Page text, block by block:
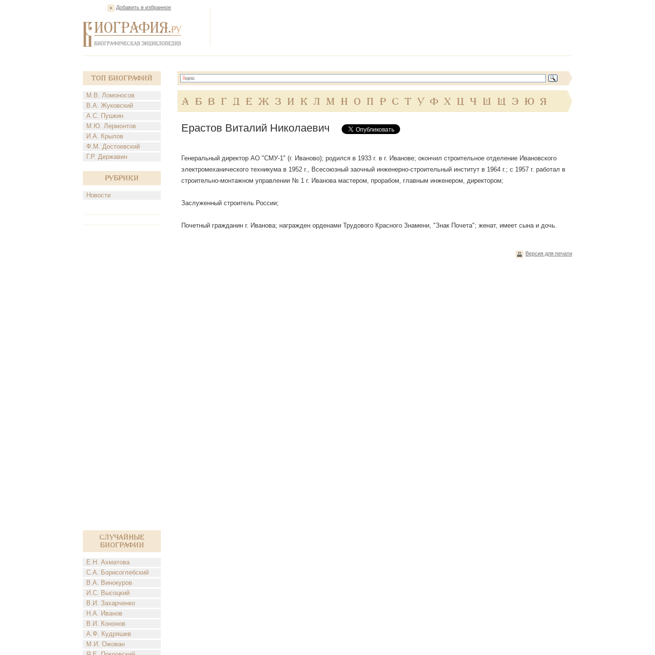
Добавить в избранное
Топ Биографий
М.В. Ломоносов
В.А. Жуковский
А.С. Пушкин
М.Ю. Лермонтов
И.А. Крылов
Ф.М. Достоевский
Г.Р. Державин
Рубрики
Новости
Случайные
биографии
Е.Н. Ахматова
С.А. Борисоглебский
В.А. Винокуров
И.С. Высоцкий
В.И. Захарченко
Н.А. Иванов
В.И. Кононов
А.Ф. Кудряшев
М.И. Ожован
А Б В Г Д Е Ж З И К Л М Н О П Р С Т У Ф Х Ц Ч Ш Щ Э Ю Я
Ерастов Виталий Николаевич
Генеральный директор АО "СМУ-1" (г. Иваново); родился в 1933 г. в г. Иванове; окончил строительное отделение Ивановского
электромеханического техникума в 1952 г., Всесоюзный заочный инженерно-строительный институт в 1964 г.; с 1957 г. работал в
строительно-монтажном управлении № 1 г. Иванова мастером, прорабом, главным инженером, директором;
Заслуженный строитель России;
Почетный гражданин г. Иванова; награжден орденами Трудового Красного Знамени, "Знак Почета"; женат, имеет сына и дочь.
Версия для печати